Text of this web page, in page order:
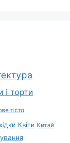
і торти
тісто
Квіти Китай